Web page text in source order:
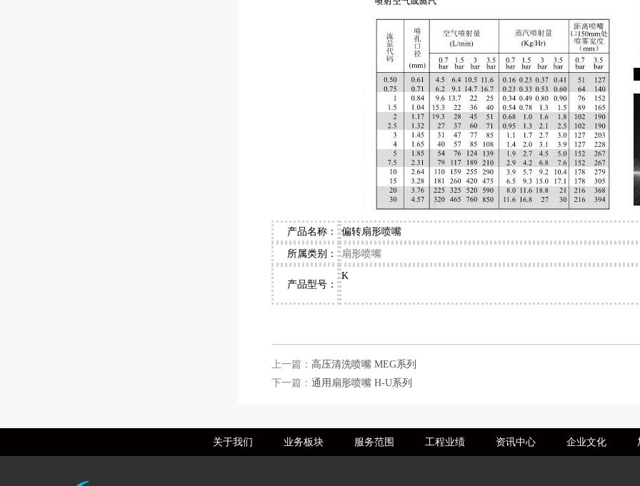
产品名称： 偏转扇形喷嘴
所属类别： 扇形喷嘴
产品型号：
K
上一篇： 高压清洗喷嘴 MEG系列
下一篇： 通用扇形喷嘴 H-U系列
关于我们 业务板块 服务范围 工程业绩 资讯中心 企业文化